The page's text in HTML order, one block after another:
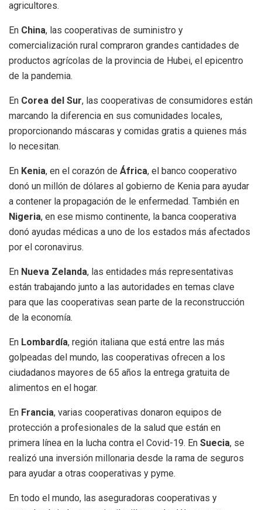
agricultores.
En China, las cooperativas de suministro y
comercialización rural compraron grandes cantidades de
productos agrícolas de la provincia de Hubei, el epicentro
de la pandemia.
En Corea del Sur, las cooperativas de consumidores están
marcando la diferencia en sus comunidades locales,
proporcionando máscaras y comidas gratis a quienes más
lo necesitan.
En Kenia, en el corazón de África, el banco cooperativo
donó un millón de dólares al gobierno de Kenia para ayudar
a contener la propagación de le enfermedad. También en
Nigeria, en ese mismo continente, la banca cooperativa
donó ayudas médicas a uno de los estados más afectados
por el coronavirus.
En Nueva Zelanda, las entidades más representativas
están trabajando junto a las autoridades en temas clave
para que las cooperativas sean parte de la reconstrucción
de la economía.
En Lombardía, región italiana que está entre las más
golpeadas del mundo, las cooperativas ofrecen a los
ciudadanos mayores de 65 años la entrega gratuita de
alimentos en el hogar.
En Francia, varias cooperativas donaron equipos de
protección a profesionales de la salud que están en
primera línea en la lucha contra el Covid-19. En Suecia, se
realizó una inversión millonaria desde la rama de seguros
para ayudar a otras cooperativas y pyme.
En todo el mundo, las aseguradoras cooperativas y